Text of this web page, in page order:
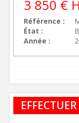
Référence
État
Année
3 850 €